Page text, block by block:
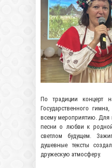
По традиции концерт
Государственного
всему мероприятию. Для
песни о любви к
светлом будущем.
душевные тексты
дружескую атмосферу.